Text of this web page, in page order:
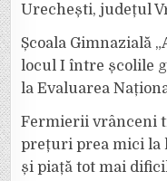
Urechești, județul
Școala Gimnazială
locul I între școlile
la Evaluarea
Fermierii vrânceni
prețuri prea mici la
și piață tot mai